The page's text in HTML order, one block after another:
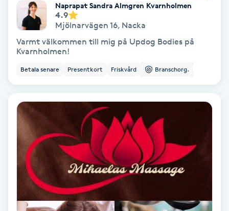
Ortobionomi
Ortopedi
Osteopati
Paraffinbehandling
Pedikyr
Pensionärklippning
Permanent
Naprapat Sandra Almgren Kvarnholmen
4.9
Mjölnarvägen 16, Nacka
Varmt välkommen till mig på Updog Bodies på
Kvarnholmen!
Betala senare Presentkort Friskvård Branschorg.